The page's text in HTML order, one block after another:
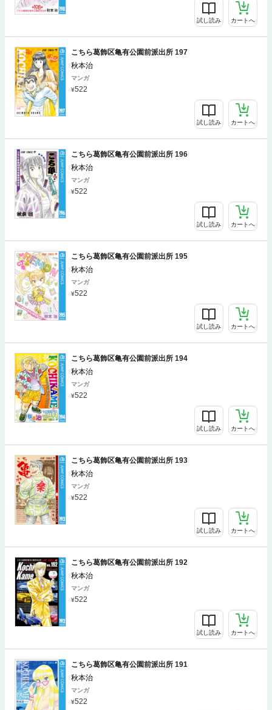
試し読み カートへ
こちら葛飾区亀有公園前派出所 197
秋本治
マンガ
522
試し読み カートへ
こちら葛飾区亀有公園前派出所 196
秋本治
マンガ
522
試し読み カートへ
こちら葛飾区亀有公園前派出所 195
秋本治
マンガ
522
試し読み カートへ
こちら葛飾区亀有公園前派出所 194
秋本治
マンガ
522
試し読み カートへ
こちら葛飾区亀有公園前派出所 193
秋本治
マンガ
522
試し読み カートへ
こちら葛飾区亀有公園前派出所 192
秋本治
マンガ
522
試し読み カートへ
こちら葛飾区亀有公園前派出所 191
秋本治
マンガ
522